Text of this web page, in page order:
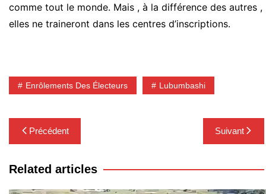
comme tout le monde. Mais , à la différence des autres ,
elles ne traineront dans les centres d’inscriptions.
Enrôlements Des Électeurs Lubumbashi
Navigation
de
l’article
Précédent Suivant
Related articles